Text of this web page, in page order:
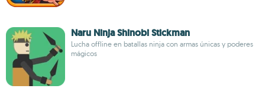
Naru Ninja Shinobi Stickman
Lucha offline en batallas ninja con armas únicas y poderes
mágicos